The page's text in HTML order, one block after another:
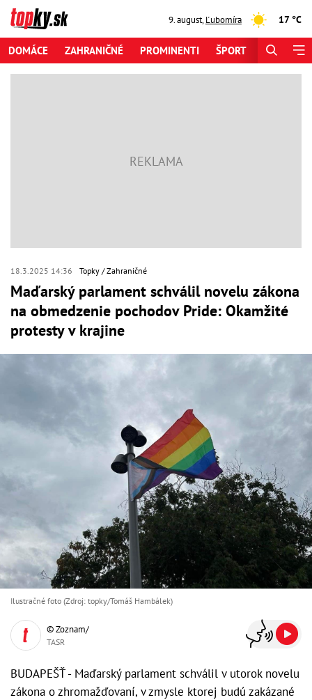
9. august,Ľubomíra 17 °C
DOMÁCE ZAHRANIČNÉ PROMINENTI ŠPORT
18.3.2025 14:36 Topky Zahraničné
Maďarský parlament schválil novelu zákona
na obmedzenie pochodov Pride: Okamžité
protesty v krajine
Ilustračné foto (Zdroj: topky/Tomáš Hambálek)
© Zoznam/
TASR
BUDAPEŠŤ - Maďarský parlament schválil v utorok novelu
zákona o zhromažďovaní, v zmysle ktorej budú zakázané